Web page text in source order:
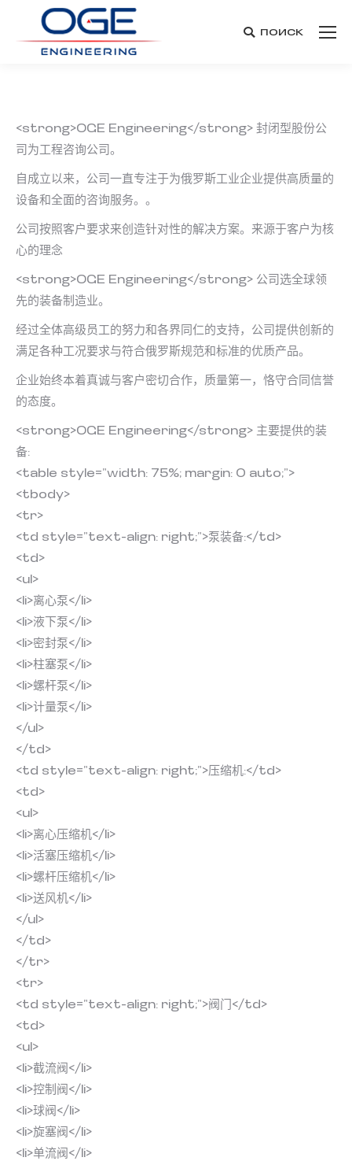
Search:
поиск
<strong>OGE Engineering</strong> 封闭型股份公
司为工程咨询公司。
自成立以来，公司一直专注于为俄罗斯工业企业提供高质量的
设备和全面的咨询服务。。
公司按照客户要求来创造针对性的解决方案。来源于客户为核
心的理念
<strong>OGE Engineering</strong> 公司选全球领
先的装备制造业。
经过全体高级员工的努力和各界同仁的支持，公司提供创新的
满足各种工况要求与符合俄罗斯规范和标准的优质产品。
企业始终本着真诚与客户密切合作，质量第一，恪守合同信誉
的态度。
<strong>OGE Engineering</strong> 主要提供的装
备:
<table style=”width: 75%; margin: 0 auto;”>
<tbody>
<tr>
<td style=”text-align: right;”>泵装备:</td>
<td>
<ul>
<li>离心泵</li>
<li>液下泵</li>
<li>密封泵</li>
<li>柱塞泵</li>
<li>螺杆泵</li>
<li>计量泵</li>
</ul>
</td>
<td style=”text-align: right;”>压缩机:</td>
<td>
<ul>
<li>离心压缩机</li>
<li>活塞压缩机</li>
<li>螺杆压缩机</li>
<li>送风机</li>
</ul>
</td>
</tr>
<tr>
<td style=”text-align: right;”>阀门</td>
<td>
<ul>
<li>截流阀</li>
<li>控制阀</li>
<li>球阀</li>
<li>旋塞阀</li>
<li>单流阀</li>